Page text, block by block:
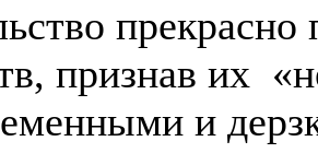
прекрасно
признав их
и